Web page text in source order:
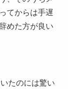
てからは手遅
めた方が良い
たのには驚い